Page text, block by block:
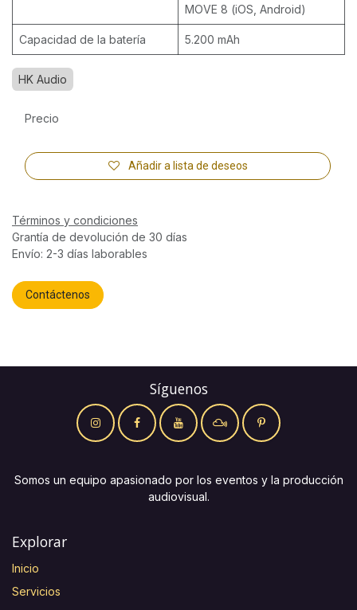
MOVE 8 (iOS, Android)
Capacidad de la batería 5.200 mAh
HK Audio
Añadir a lista de deseos
Precio
Términos y condiciones
Grantía de devolución de 30 días
Envío: 2-3 días laborables
Contáctenos
Síguenos
Somos un equipo apasionado por los eventos y la producción
audiovisual.
Explorar
Inicio
Servicios